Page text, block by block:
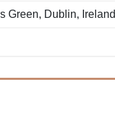
Green, Dublin, Ireland